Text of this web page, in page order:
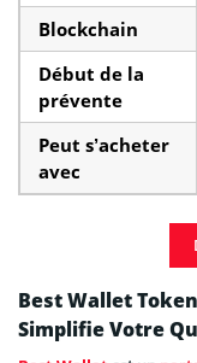
Blockchain
Début de la
prévente
Peut s’acheter
avec
Best Wallet
Simplifie Votre